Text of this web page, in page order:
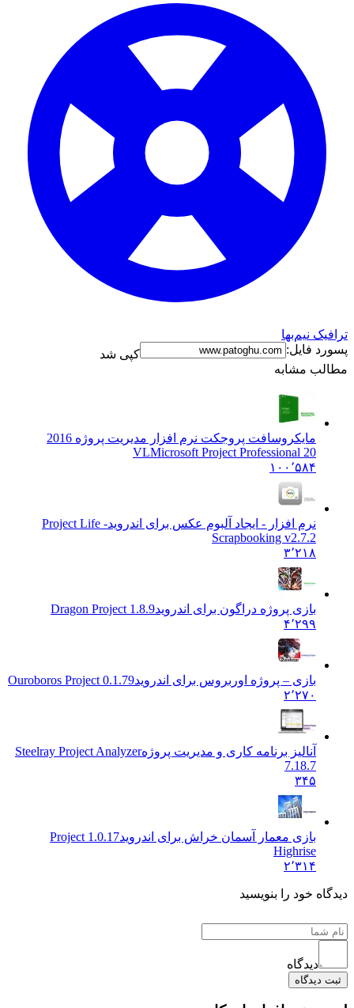
ترافیک نیم‌بها
پسورد فایل:
کپی شد
مطالب مشابه
مایکروسافت پروجکت نرم افزار مدیریت پروژه 2016
VLMicrosoft Project Professional 20
۱۰۰٬۵۸۴
نرم افزار - ایجاد آلبوم عکس برای اندرویدProject Life -
Scrapbooking v2.7.2
۳٬۲۱۸
بازی پروژه دراگون برای اندرویدDragon Project 1.8.9
۴٬۲۹۹
بازی – پروژه اوربروس برای اندروید0.1.79 Ouroboros Project
۲٬۲۷۰
آنالیز برنامه کاری و مدیریت پروژهSteelray Project Analyzer
7.18.7
۳۴۵
بازی معمار آسمان خراش برای اندروید
1.0.17 Project
Highrise
۲٬۳۱۴
دیدگاه خود را بنویسید
دیدگاه
ثبت دیدگاه